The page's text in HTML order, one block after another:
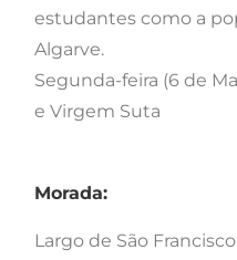
estudantes como a
Algarve.
Segunda-feira (6 de
e Virgem Suta
Morada:
Largo de São Francisco